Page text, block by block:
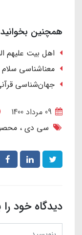
همچنین
اهل بیت علیهم
معناشناسی سلام
جهان‌شناسی
سی دی
دیدگاه خود